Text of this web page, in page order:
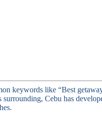
keywords like “Best
Cebu has